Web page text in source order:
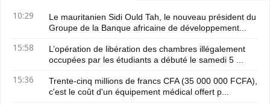
10:29
Le mauritanien Sidi Ould Tah, le nouveau président du
Groupe de la Banque africaine de développement...
15:58
L’opération de libération des chambres illégalement
occupées par les étudiants a débuté le samedi 5 ...
15:36
Trente-cinq millions de francs CFA (35 000 000 FCFA),
c'est le coût d'un équipement médical offert p...